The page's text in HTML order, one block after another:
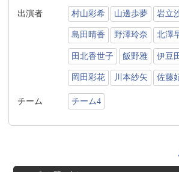
出演者 村山彩希 山邊歩夢 岩立
島田晴香 野澤玲奈 北澤
田北香世子 飯野雅 伊豆
岡田彩花 川本紗矢 佐藤
チーム チーム4